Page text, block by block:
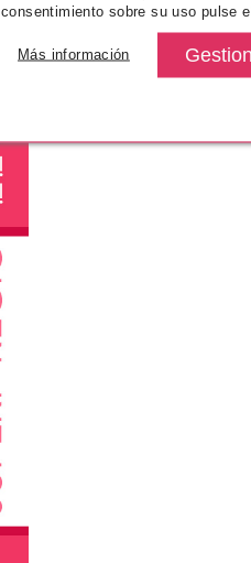
consentimiento sobre su uso pulse
Más información